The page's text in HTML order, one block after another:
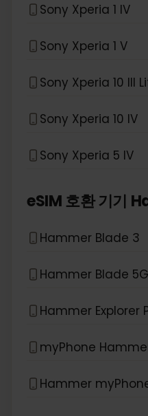
Sony Xperia 1 IV
Sony Xperia 1 V
Sony Xperia 10 III
Sony Xperia 10 IV
Sony Xperia 5 IV
eSIM 호환 기기
Hammer Blade 3
Hammer Blade 5G
Hammer Explorer
myPhone
Hammer